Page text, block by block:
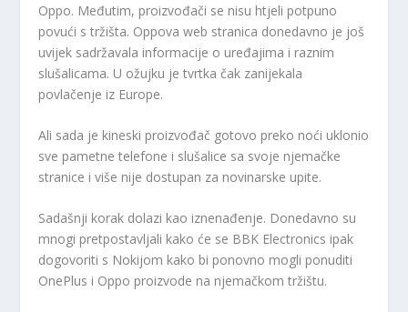
Oppo. Međutim, proizvođači se nisu htjeli potpuno
povući s tržišta. Oppova web stranica donedavno je još
uvijek sadržavala informacije o uređajima i raznim
slušalicama. U ožujku je tvrtka čak zanijekala
povlačenje iz Europe.
Ali sada je kineski proizvođač gotovo preko noći uklonio
sve pametne telefone i slušalice sa svoje njemačke
stranice i više nije dostupan za novinarske upite.
Sadašnji korak dolazi kao iznenađenje. Donedavno su
mnogi pretpostavljali kako će se BBK Electronics ipak
dogovoriti s Nokijom kako bi ponovno mogli ponuditi
OnePlus i Oppo proizvode na njemačkom tržištu.